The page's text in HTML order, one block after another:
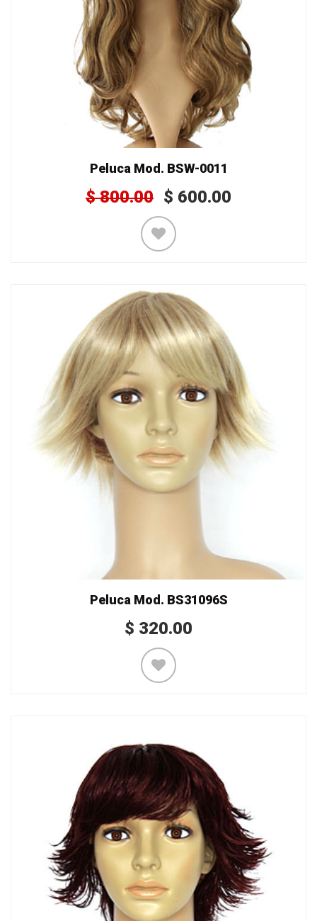
Peluca Mod. BSW-0011
$800.00 $ 600.00
Peluca Mod. BS31096S
$ 320.00